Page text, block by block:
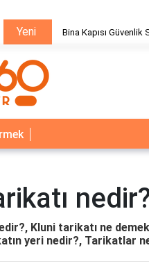
Yeni Bina Kapısı
Kluni tarikatı ne
yeri nedir?, Tarikatlar